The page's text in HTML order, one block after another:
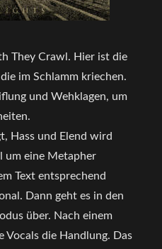
They Crawl. Hier ist die
im Schlamm kriechen.
und Wehklagen, um
Hass und Elend wird
um eine Metapher
Text entsprechend
Dann geht es in den
über. Nach einem
Vocals die Handlung. Das